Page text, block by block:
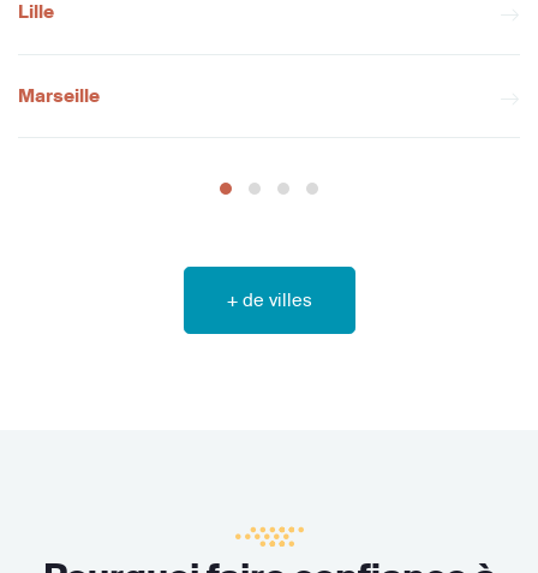
Lille
Marseille
+ de villes